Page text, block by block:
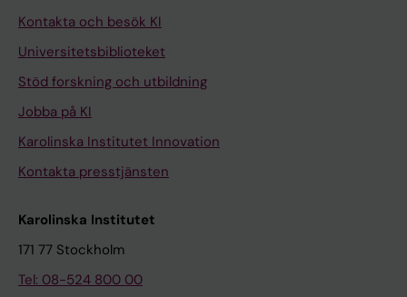
Kontakta och besök KI
Universitetsbiblioteket
Stöd forskning och utbildning
Jobba på KI
Karolinska Institutet Innovation
Kontakta presstjänsten
Karolinska Institutet
171 77 Stockholm
Tel: 08-524 800 00